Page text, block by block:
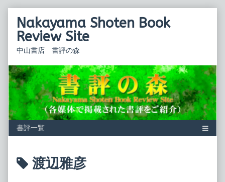
contentNakayama Shoten Book
Review Site
中山書店 書評の森
Posts
渡辺雅彦